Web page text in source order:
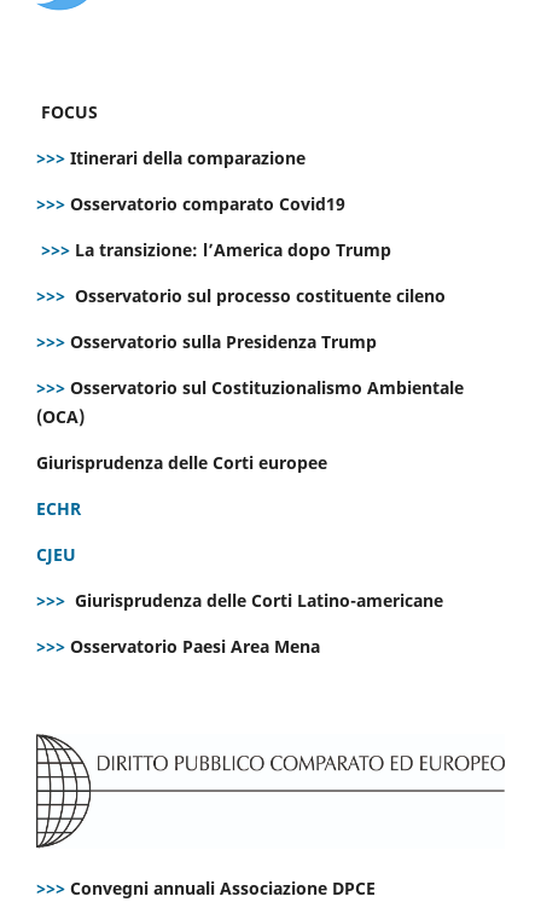
FOCUS
>>> Itinerari della comparazione
>>> Osservatorio comparato Covid19
>>> La transizione: l’America dopo Trump
>>> Osservatorio sul processo costituente cileno
>>> Osservatorio sulla Presidenza Trump
>>> Osservatorio sul Costituzionalismo Ambientale
(OCA)
Giurisprudenza delle Corti europee
ECHR
CJEU
>>> Giurisprudenza delle Corti Latino-americane
>>> Osservatorio Paesi Area Mena
>>> Convegni annuali Associazione DPCE